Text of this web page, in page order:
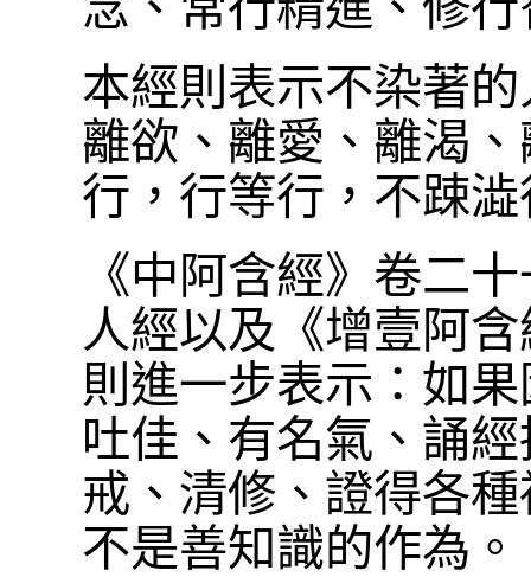
本經則表示不染著
離欲、離愛、離渴
行，行等行，不踈
《中阿含經》卷二
人經以及《增壹阿
則進一步表示：如
吐佳、有名氣、誦
戒、清修、證得各
不是善知識的作為。